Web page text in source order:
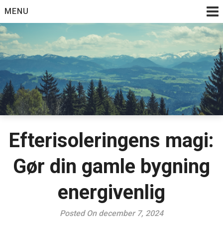
to
content
MENU
Efterisoleringens magi:
Gør din gamle bygning
energivenlig
Posted On december 7, 2024